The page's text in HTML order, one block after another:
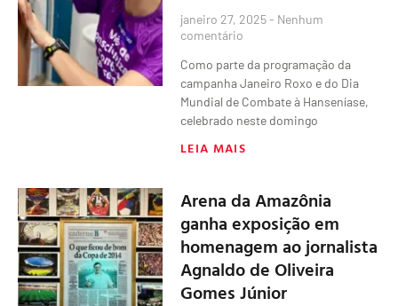
janeiro 27, 2025 Nenhum
comentário
Como parte da programação da
campanha Janeiro Roxo e do Dia
Mundial de Combate à Hanseníase,
celebrado neste domingo
LEIA MAIS
Arena da Amazônia
ganha exposição em
homenagem ao jornalista
Agnaldo de Oliveira
Gomes Júnior